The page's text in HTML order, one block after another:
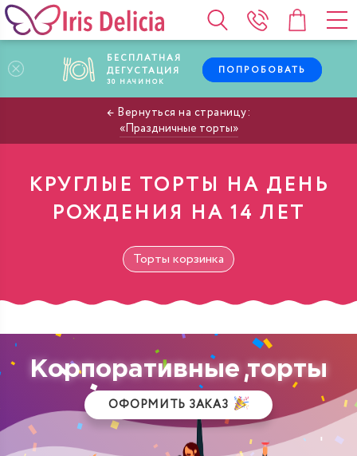
БЕСПЛАТНАЯ
ДЕГУСТАЦИЯ
30 НАЧИНОК
ПОПРОБОВАТЬ
Праздничные торты
КРУГЛЫЕ ТОРТЫ НА ДЕНЬ
РОЖДЕНИЯ НА 14 ЛЕТ
Торты корзинка
Корпоративные торты
ОФОРМИТЬ ЗАКАЗ